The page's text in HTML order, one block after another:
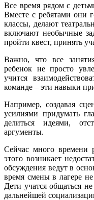
Все время рядом с
Вместе с ребятами они
классы, делают
включают необычные
пройти квест, принять
Важно, что все
ребенок не просто
учится
команде – эти навыки
Например, создавая
усилиями придумать
делиться идеями,
аргументы.
Сейчас много времени
этого возникает
обсуждения ведут в
время смены в лагере
Дети учатся общаться
дальнейшей